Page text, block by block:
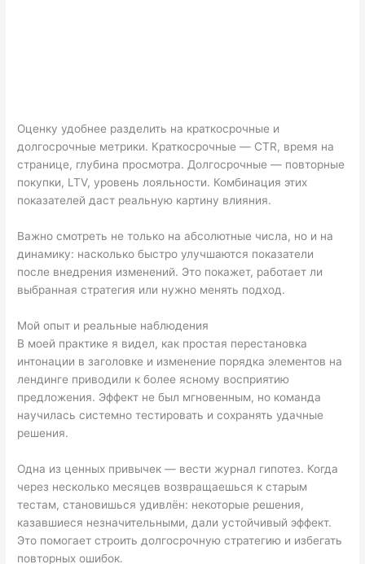
Оценку удобнее разделить на краткосрочные и
долгосрочные метрики. Краткосрочные — CTR, время на
странице, глубина просмотра. Долгосрочные — повторные
покупки, LTV, уровень лояльности. Комбинация этих
показателей даст реальную картину влияния.
Важно смотреть не только на абсолютные числа, но и на
динамику: насколько быстро улучшаются показатели
после внедрения изменений. Это покажет, работает ли
выбранная стратегия или нужно менять подход.
Мой опыт и реальные наблюдения
В моей практике я видел, как простая перестановка
интонации в заголовке и изменение порядка элементов на
лендинге приводили к более ясному восприятию
предложения. Эффект не был мгновенным, но команда
научилась системно тестировать и сохранять удачные
решения.
Одна из ценных привычек — вести журнал гипотез. Когда
через несколько месяцев возвращаешься к старым
тестам, становишься удивлён: некоторые решения,
казавшиеся незначительными, дали устойчивый эффект.
Это помогает строить долгосрочную стратегию и избегать
повторных ошибок.